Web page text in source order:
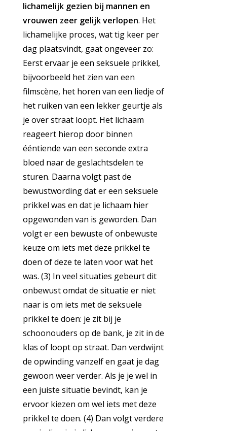
lichamelijk gezien bij mannen en
vrouwen zeer gelijk verlopen. Het
lichamelijke proces, wat tig keer per
dag plaatsvindt, gaat ongeveer zo:
Eerst ervaar je een seksuele prikkel,
bijvoorbeeld het zien van een
filmscène, het horen van een liedje of
het ruiken van een lekker geurtje als
je over straat loopt. Het lichaam
reageert hierop door binnen
ééntiende van een seconde extra
bloed naar de geslachtsdelen te
sturen. Daarna volgt past de
bewustwording dat er een seksuele
prikkel was en dat je lichaam hier
opgewonden van is geworden. Dan
volgt er een bewuste of onbewuste
keuze om iets met deze prikkel te
doen of deze te laten voor wat het
was. (3) In veel situaties gebeurt dit
onbewust omdat de situatie er niet
naar is om iets met de seksuele
prikkel te doen: je zit bij je
schoonouders op de bank, je zit in de
klas of loopt op straat. Dan verdwijnt
de opwinding vanzelf en gaat je dag
gewoon weer verder. Als je je wel in
een juiste situatie bevindt, kan je
ervoor kiezen om wel iets met deze
prikkel te doen. (4) Dan volgt verdere